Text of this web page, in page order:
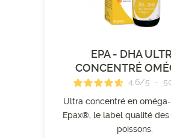
EPA - DHA
CONCENTRÉ
4.6/5 -
Ultra concentré en
Epax®, le label qualité des
poissons.